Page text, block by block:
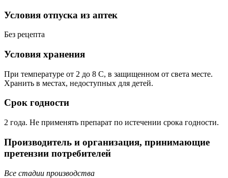
Условия отпуска из аптек
Без рецепта
Условия хранения
При температуре от 2 до 8 С, в защищенном от света месте.
Хранить в местах, недоступных для детей.
Срок годности
2 года. Не применять препарат по истечении срока годности.
Производитель и организация, принимающие
претензии потребителей
Все стадии производства